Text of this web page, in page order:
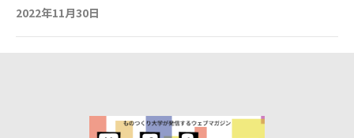
も新しい発見がある点は、ものつくり大学ならではのメリットで
す。 プロの技に触れる授業と専門的でユニークな先生方との「距
まっすぐ平らに塗る難しさを体験する一方で、非常勤講師として
来てくださるプロの職人さんが、さらっとやり遂げる無駄のない
2022年11月30日